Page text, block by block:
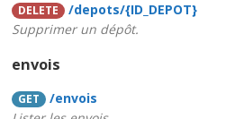
DELETE
/depots/{ID_DEPOT}
Supprimer un dépôt.
envois
GET
/envois